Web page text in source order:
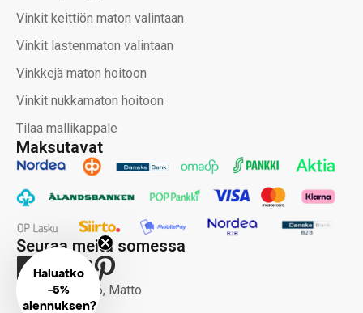
Maksutavat
Seuraa meitä somessa
Copyright 2026, Matto
Vinkit keittiön maton valintaan
Vinkit lastenmaton valintaan
Vinkkejä maton hoitoon
Vinkit nukkamaton hoitoon
Tilaa mallikappale
Haluatko
-5%
alennuksen?